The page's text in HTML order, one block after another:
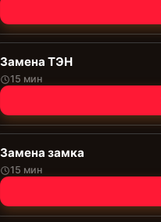
Замена ТЭН
15 мин
Замена замка
15 мин